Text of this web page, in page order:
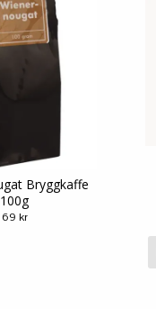
Bryggkaffe
100g
69 kr